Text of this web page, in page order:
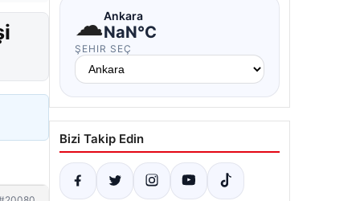
☁Ankara
NaN°C
ŞEHIR SEÇ
Bizi Takip Edin